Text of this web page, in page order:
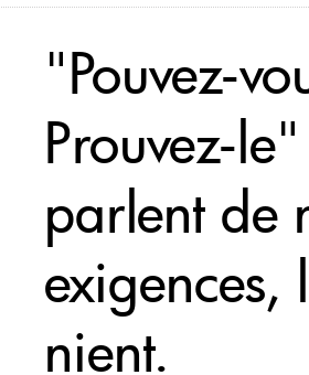
"Pouvez-
Prouvez-
parlent de
exigences,
nient.